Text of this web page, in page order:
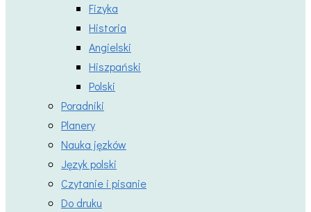
Fizyka
Historia
Angielski
Hiszpański
Polski
Poradniki
Planery
Nauka jęzków
Język polski
Czytanie i pisanie
Do druku